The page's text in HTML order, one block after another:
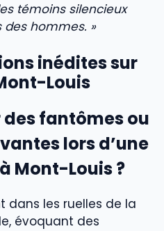
témoins silencieux
des hommes. »
inédites sur
Louis
fantômes ou
lors d’une
Mont-Louis ?
dans les ruelles de la
évoquant des